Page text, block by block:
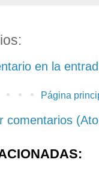
en la
Página
comentarios